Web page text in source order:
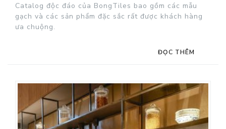
Catalog độc đáo của BongTiles bao gồm các mẫu
gạch và các sản phẩm đặc sắc rất được khách hàng
ưa chuộng.
ĐỌC THÊM